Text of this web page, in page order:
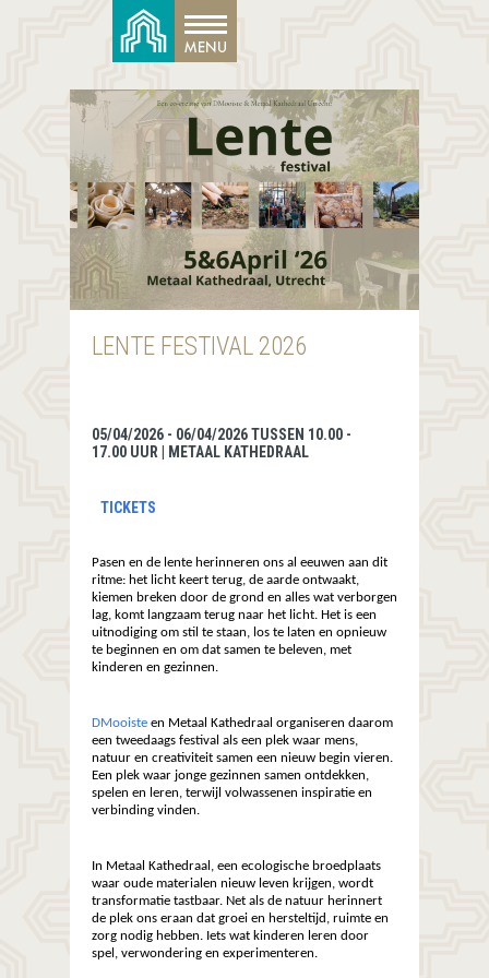
LENTE FESTIVAL 2026
05/04/2026 - 06/04/2026 TUSSEN 10.00 -
17.00 UUR | METAAL KATHEDRAAL
TICKETS
Pasen en de lente herinneren ons al eeuwen aan dit
ritme: het licht keert terug, de aarde ontwaakt,
kiemen breken door de grond en alles wat verborgen
lag, komt langzaam terug naar het licht. Het is een
uitnodiging om stil te staan, los te laten en opnieuw
te beginnen en om dat samen te beleven, met
kinderen en gezinnen.
DMooiste en Metaal Kathedraal organiseren daarom
een tweedaags festival als een plek waar mens,
natuur en creativiteit samen een nieuw begin vieren.
Een plek waar jonge gezinnen samen ontdekken,
spelen en leren, terwijl volwassenen inspiratie en
verbinding vinden.
In Metaal Kathedraal, een ecologische broedplaats
waar oude materialen nieuw leven krijgen, wordt
transformatie tastbaar. Net als de natuur herinnert
de plek ons eraan dat groei en hersteltijd, ruimte en
zorg nodig hebben. Iets wat kinderen leren door
spel, verwondering en experimenteren.